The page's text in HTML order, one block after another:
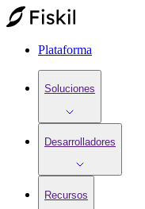
Plataforma
Soluciones
Desarrolladores
Recursos